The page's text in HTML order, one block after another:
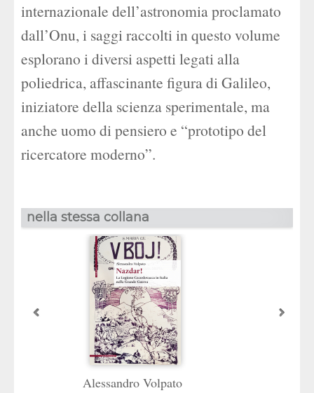
internazionale dell’astronomia proclamato
dall’Onu, i saggi raccolti in questo volume
esplorano i diversi aspetti legati alla
poliedrica, affascinante figura di Galileo,
iniziatore della scienza sperimentale, ma
anche uomo di pensiero e “prototipo del
ricercatore moderno”.
nella stessa collana
Alessandro Volpato